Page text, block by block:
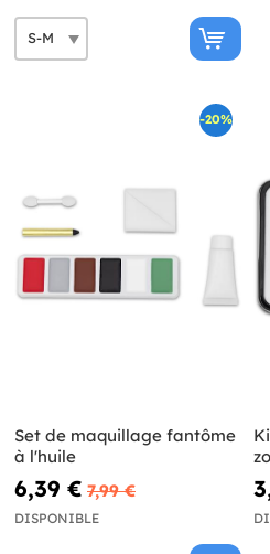
-20%
Set de maquillage fantôme
à l'huile
6,39 € 7,99 €
DISPONIBLE